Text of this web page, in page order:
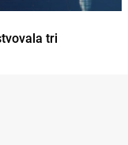
tri